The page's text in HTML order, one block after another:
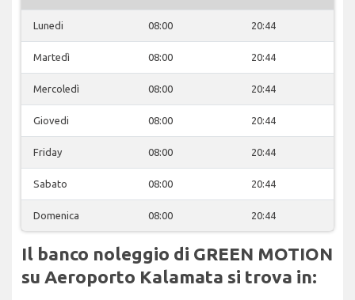
Lunedi 08:00 20:44
Martedì 08:00 20:44
Mercoledì 08:00 20:44
Giovedi 08:00 20:44
Friday 08:00 20:44
Sabato 08:00 20:44
Domenica 08:00 20:44
Il banco noleggio di GREEN MOTION
su Aeroporto Kalamata si trova in: